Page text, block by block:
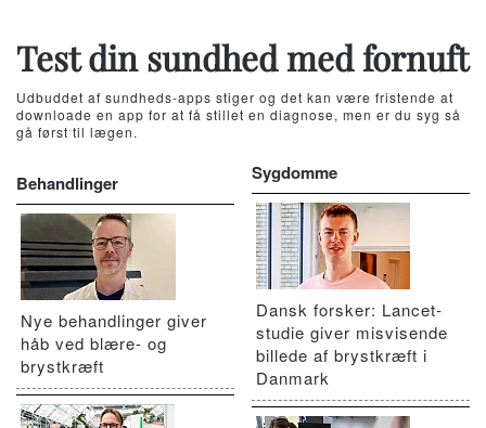
Test din sundhed med fornuft
Udbuddet af sundheds-apps stiger og det kan være fristende at
downloade en app for at få stillet en diagnose, men er du syg så
gå først til lægen.
Behandlinger
Nye behandlinger giver
håb ved blære- og
brystkræft
Sygdomme
Dansk forsker: Lancet-
studie giver misvisende
billede af brystkræft i
Danmark